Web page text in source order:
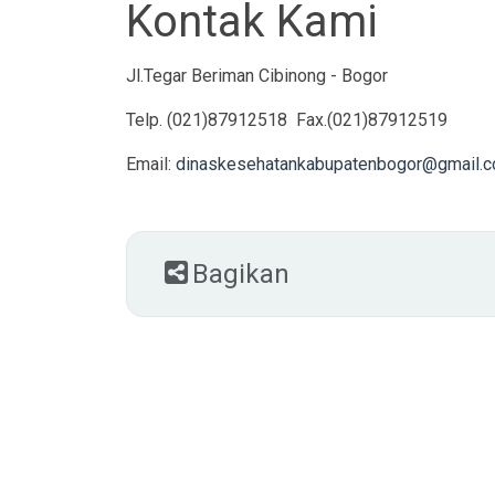
Kontak Kami
Jl.Tegar Beriman Cibinong - Bogor
Telp. (021)87912518 Fax.(021)87912519
Email:
Bagikan